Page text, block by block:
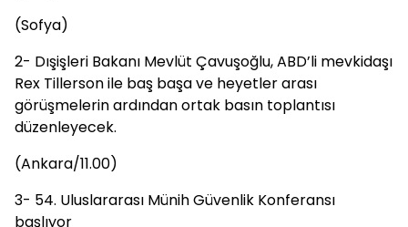
(Sofya)
2- Dışişleri Bakanı Mevlüt Çavuşoğlu, ABD’li mevkidaşı
Rex Tillerson ile baş başa ve heyetler arası
görüşmelerin ardından ortak basın toplantısı
düzenleyecek.
(Ankara/11.00)
3- 54. Uluslararası Münih Güvenlik Konferansı
başlıyor